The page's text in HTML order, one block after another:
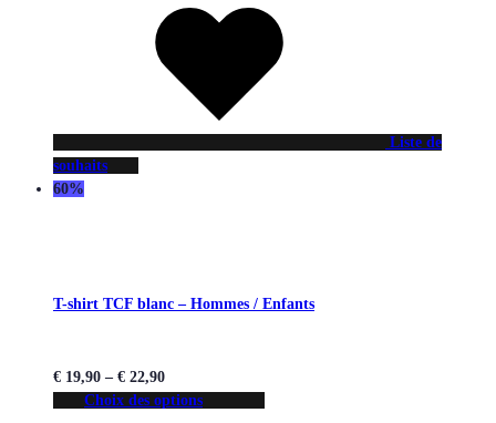
Liste de
souhaits
60%
T-shirt TCF blanc – Hommes / Enfants
€ 19,90 – € 22,90
Choix des options